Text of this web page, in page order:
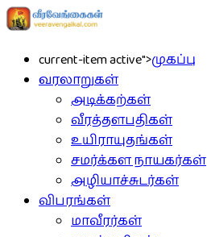
current-item active">முகப்பு
வரலாறுகள்
அடிக்கற்கள்
வீரத்தளபதிகள்
உயிராயுதங்கள்
சமர்க்கள நாயகர்கள்
அழியாச்சுடர்கள்
விபரங்கள்
மாவீரர்கள்